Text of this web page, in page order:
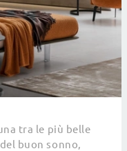
tra le più belle
buon sonno,